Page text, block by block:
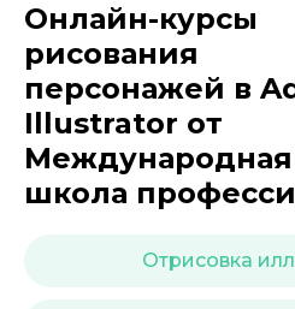
Онлайн-курсы
рисования
персонажей в
Illustrator от
Международная
школа
Отрисовка